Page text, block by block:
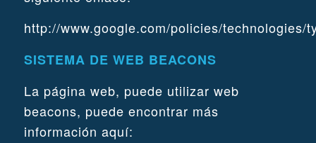
http://www.google.com/policies/technologies/
SISTEMA DE WEB BEACONS
La página web, puede utilizar web
beacons, puede encontrar más
información aquí: